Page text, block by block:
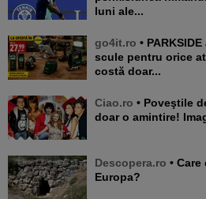
luni ale...
go4it.ro • PARKSIDE aduce în LIDL TOP 7
scule pentru orice
costă doar...
Ciao.ro • Poveştile de iubire care au rămas
doar o amintire!
Descopera.ro • Care este cel mai vechi pod din
Europa?